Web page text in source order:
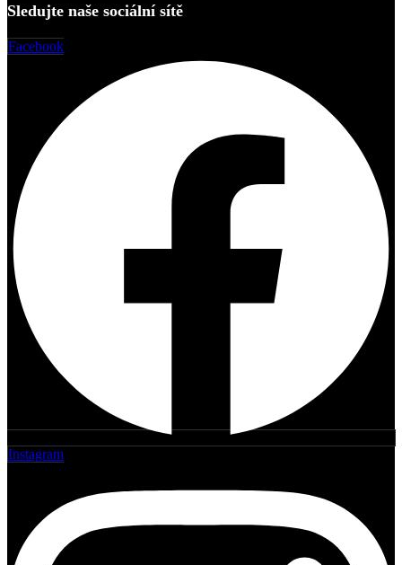
Sledujte naše sociální sítě
Facebook
Instagram